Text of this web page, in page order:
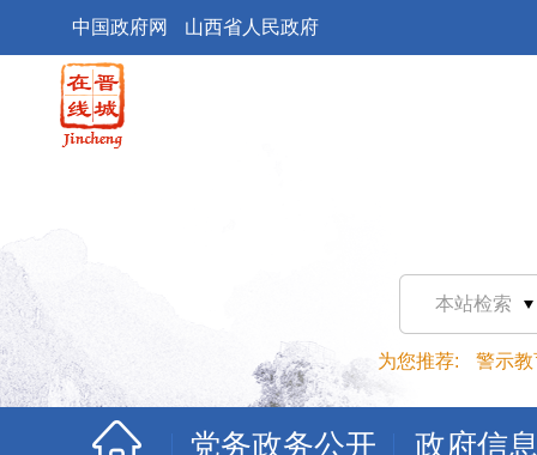
中国政府网 山西省人民政府
本站检索
为您推荐: 警示教
党务政务公开 政府信